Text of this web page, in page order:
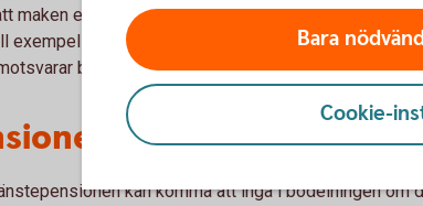
maken eller makan ersätts med annat av värde som
exempel vara den gemensamma bostaden eller
bolagets värde.
kan ingå i
kan komma att ingå i bodelningen om
Bara
Cookie-